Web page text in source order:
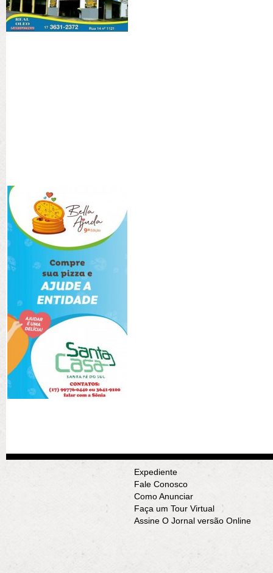
Expediente
Fale Conosco
Como Anunciar
Faça um Tour Virtual
Assine O Jornal versão Online